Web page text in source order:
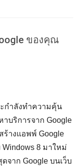
ของคุณ
กำลังทำความคุ้น
บริการจาก Google
างแอพพ์ Google
Windows 8 มาใหม่
าก Google บนเว็บ